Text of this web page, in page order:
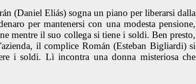
(Daniel Eliás) sogna un piano per liberarsi dalla
per mantenersi con una modesta pensione,
mentre il suo collega si tiene i soldi. Ben presto,
il complice Román (Esteban Bigliardi) si
i soldi. Lì incontra una donna misteriosa che